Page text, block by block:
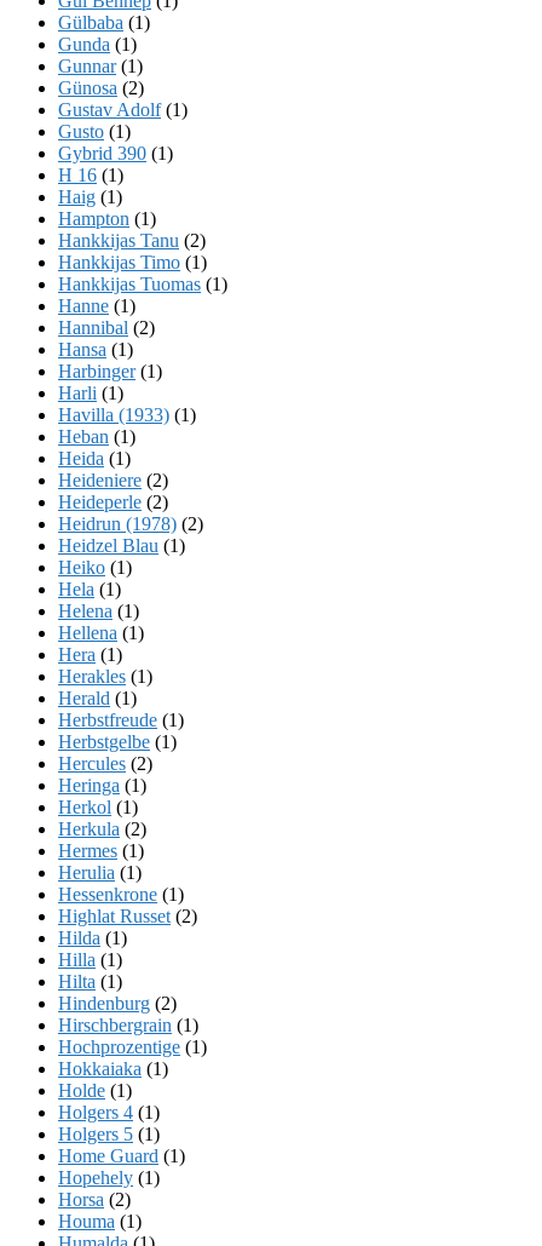
Gülbaba (1)
Gunda (1)
Gunnar(1)
Günosa (2)
Gustav Adolf(1)
Gusto (1)
Gybrid 390 (1)
H 16 (1)
Haig (1)
Hampton (1)
Hankkijas Tanu (2)
Hankkijas Timo (1)
Hankkijas Tuomas (1)
Hanne (1)
Hannibal (2)
Hansa (1)
Harbinger(1)
Harli (1)
Havilla (1933) (1)
Heban (1)
Heida (1)
Heideniere (2)
Heideperle (2)
Heidrun (1978) (2)
Heidzel Blau (1)
Heiko (1)
Hela (1)
Helena (1)
Hellena (1)
Hera (1)
Herakles (1)
Herald (1)
Herbstfreude (1)
Herbstgelbe (1)
Hercules (2)
Heringa (1)
Herkol (1)
Herkula (2)
Hermes (1)
Herulia (1)
Hessenkrone (1)
Highlat Russet (2)
Hilda (1)
Hilla (1)
Hilta (1)
Hindenburg (2)
Hirschbergrain (1)
Hochprozentige (1)
Hokkaiaka (1)
Holde (1)
Holgers 4 (1)
Holgers 5 (1)
Home Guard (1)
Hopehely (1)
Horsa (2)
Houma (1)